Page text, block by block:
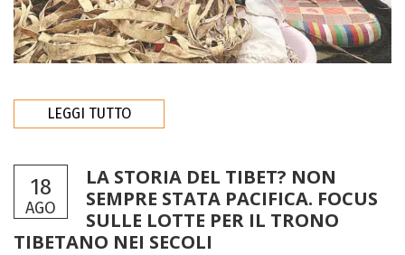
LEGGI TUTTO
18
AGO
LA STORIA DEL TIBET? NON
SEMPRE STATA PACIFICA. FOCUS
SULLE LOTTE PER IL TRONO
TIBETANO NEI SECOLI